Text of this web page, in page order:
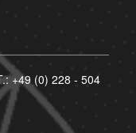
+49 (0) 228 - 504